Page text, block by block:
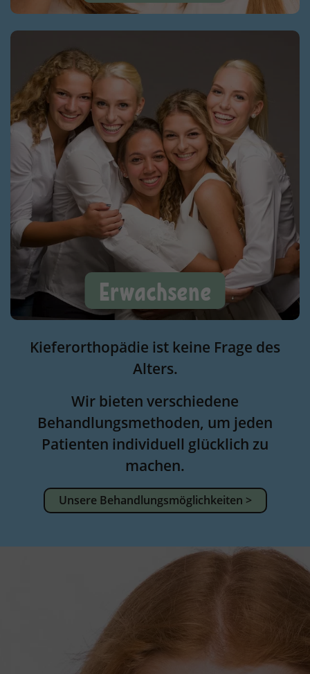
Erwachsene
Kieferorthopädie ist keine Frage des
Alters.
Wir bieten verschiedene
Behandlungsmethoden, um jeden
Patienten individuell glücklich zu
machen.
Unsere Behandlungsmöglichkeiten >